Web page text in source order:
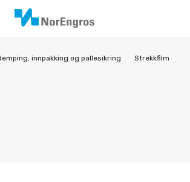
innpakking og pallesikring Strekkfilm